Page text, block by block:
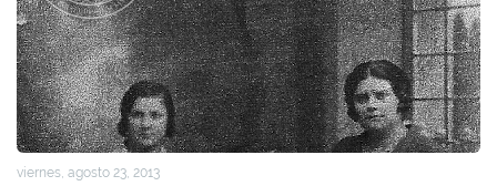
viernes, agosto 23, 2013